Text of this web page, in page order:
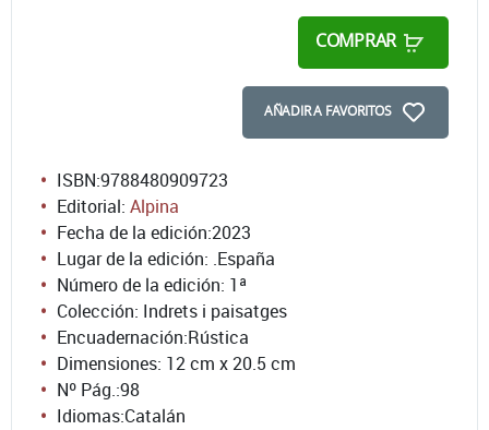
COMPRAR
AÑADIR A FAVORITOS
ISBN:9788480909723
Editorial: Alpina
Fecha de la edición:2023
Lugar de la edición: .España
Número de la edición: 1ª
Colección: Indrets i paisatges
Encuadernación:Rústica
Dimensiones: 12 cm x 20.5 cm
Nº Pág.:98
Idiomas:Catalán